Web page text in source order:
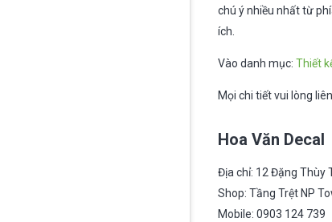
chú ý nhiều nhất từ
ích.
Vào danh mục: Thiết
Mọi chi tiết vui lòng
Hoa Văn Decal
Địa chỉ: 12 Đặng Thùy
Shop: Tầng Trệt NP
Mobile: 0903 124 739